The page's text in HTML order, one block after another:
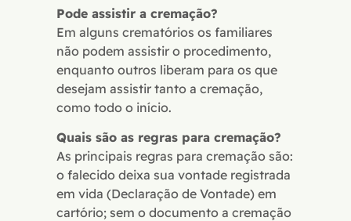
Pode assistir a cremação?
Em alguns crematórios os familiares
não podem assistir o procedimento,
enquanto outros liberam para os que
desejam assistir tanto a cremação,
como todo o início.
Quais são as regras para cremação?
As principais regras para cremação são:
o falecido deixa sua vontade registrada
em vida (Declaração de Vontade) em
cartório; sem o documento a cremação